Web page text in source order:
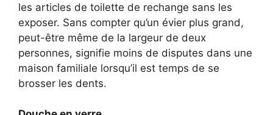
les articles de toilette de rechange sans les
exposer. Sans compter qu’un évier plus grand,
peut-être même de la largeur de deux
personnes, signifie moins de disputes dans une
maison familiale lorsqu’il est temps de se
brosser les dents.